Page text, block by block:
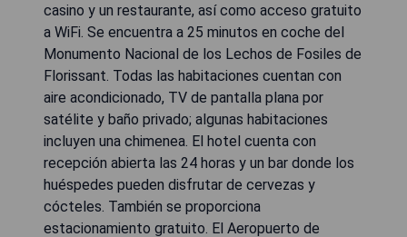
casino y un restaurante, así como acceso gratuito
a WiFi. Se encuentra a 25 minutos en coche del
Monumento Nacional de los Lechos de Fosiles de
Florissant. Todas las habitaciones cuentan con
aire acondicionado, TV de pantalla plana por
satélite y baño privado; algunas habitaciones
incluyen una chimenea. El hotel cuenta con
recepción abierta las 24 horas y un bar donde los
huéspedes pueden disfrutar de cervezas y
cócteles. También se proporciona
estacionamiento gratuito. El Aeropuerto de